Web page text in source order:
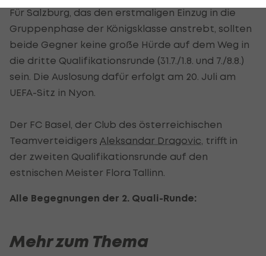
Für Salzburg, das den erstmaligen Einzug in die
Gruppenphase der Königsklasse anstrebt, sollten
beide Gegner keine große Hürde auf dem Weg in
die dritte Qualifikationsrunde (31.7./1.8. und 7./8.8.)
sein. Die Auslosung dafür erfolgt am 20. Juli am
UEFA-Sitz in Nyon.
Der FC Basel, der Club des österreichischen
Teamverteidigers Aleksandar Dragovic , trifft in
der zweiten Qualifikationsrunde auf den
estnischen Meister Flora Tallinn.
Alle Begegnungen der 2. Quali-Runde:
Mehr zum Thema